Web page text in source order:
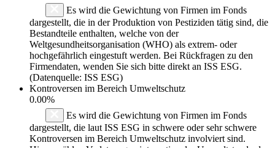
Es wird die Gewichtung von Firmen im Fonds
dargestellt, die in der Produktion von Pestiziden tätig sind, die
Bestandteile enthalten, welche von der
Weltgesundheitsorganisation (WHO) als extrem- oder
hochgefährlich eingestuft werden. Bei Rückfragen zu den
Firmendaten, wenden Sie sich bitte direkt an ISS ESG.
(Datenquelle: ISS ESG)
Kontroversen im Bereich Umweltschutz
0.00%
Es wird die Gewichtung von Firmen im Fonds
dargestellt, die laut ISS ESG in schwere oder sehr schwere
Kontroversen im Bereich Umweltschutz involviert sind.